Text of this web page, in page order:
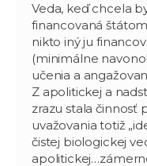
Veda, keď chcela
financovaná
nikto iný ju
(minimálne
učenia a
Z apolitickej a
zrazu stala činnosť
uvažovania totiž
čistej biologickej